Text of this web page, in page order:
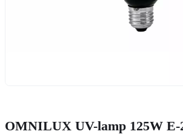
OMNILUX UV-lamp 125W E-